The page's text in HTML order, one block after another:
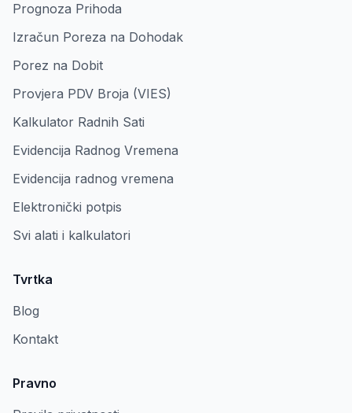
Prognoza Prihoda
Izračun Poreza na Dohodak
Porez na Dobit
Provjera PDV Broja (VIES)
Kalkulator Radnih Sati
Evidencija Radnog Vremena
Evidencija radnog vremena
Elektronički potpis
Svi alati i kalkulatori
Tvrtka
Blog
Kontakt
Pravno